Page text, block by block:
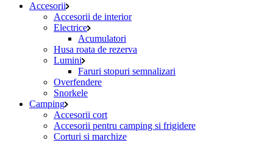
Accesorii
Accesorii de interior
Electrice
Acumulatori
Husa roata de rezerva
Lumini
Faruri stopuri semnalizari
Overfendere
Snorkele
Camping
Accesorii cort
Accesorii pentru camping si frigidere
Corturi si marchize